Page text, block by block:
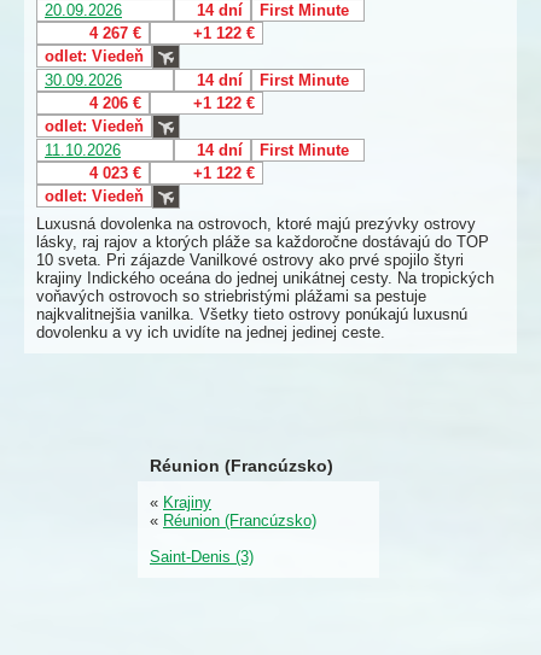
20.09.2026
14 dní
First Minute
4 267 €
+1 122 €
odlet: Viedeň
30.09.2026
14 dní
First Minute
4 206 €
+1 122 €
odlet: Viedeň
11.10.2026
14 dní
First Minute
4 023 €
+1 122 €
odlet: Viedeň
Luxusná dovolenka na ostrovoch, ktoré majú prezývky ostrovy
lásky, raj rajov a ktorých pláže sa každoročne dostávajú do TOP
10 sveta. Pri zájazde Vanilkové ostrovy ako prvé spojilo štyri
krajiny Indického oceána do jednej unikátnej cesty. Na tropických
voňavých ostrovoch so striebristými plážami sa pestuje
najkvalitnejšia vanilka. Všetky tieto ostrovy ponúkajú luxusnú
dovolenku a vy ich uvidíte na jednej jedinej ceste.
Réunion (Francúzsko)
« Krajiny
« Réunion (Francúzsko)
Saint-Denis (3)